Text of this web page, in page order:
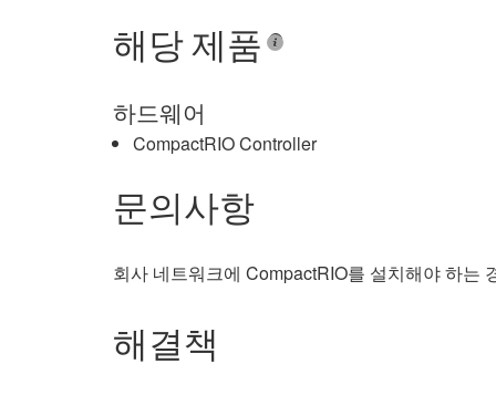
해당 제품
하드웨어
CompactRIO Controller
문의사항
회사 네트워크에 CompactRIO를 설치해야 하는
해결책